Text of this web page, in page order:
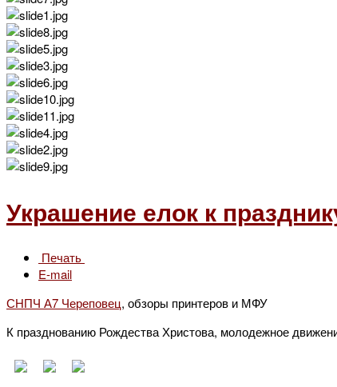
Украшение елок к
Печать
E-mail
СНПЧ А7 Череповец, обзоры принтеров и МФУ
К празднованию Рождества Христова, молодежное